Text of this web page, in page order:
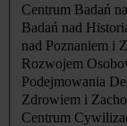
Centrum Badań
Badań nad
nad Poznaniem i
Rozwojem
Podejmowania
Zdrowiem i
Centrum